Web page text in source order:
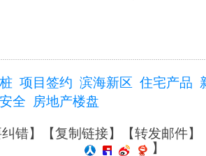
项目签约 滨海新区 住宅产品
全 房地产楼盘
错】【复制链接】【转发邮件】
】